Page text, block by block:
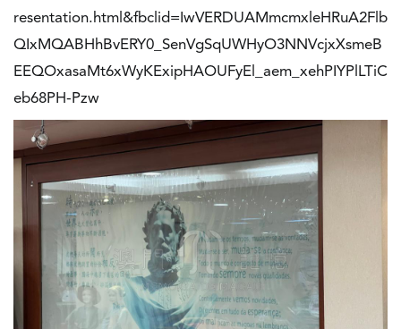
巴
士
教
堂
街
市
resentation.html&fbclid=IwVERDUAMmcmxleHRuA2Flb
QIxMQABHhBvERY0_SenVgSqUWHyO3NNVcjxXsmeB
EEQOxasaMt6xWyKExipHAOUFyEl_aem_xehPIYPlLTiC
eb68PH-Pzw